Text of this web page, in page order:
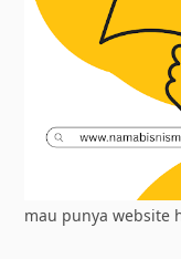
mau punya website